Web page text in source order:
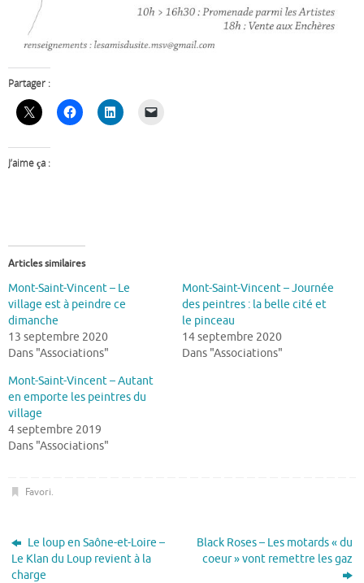
Partager :
J’aime ça :
Articles similaires
Mont-Saint-Vincent – Le
village est à peindre ce
dimanche
13 septembre 2020
Dans "Associations"
Mont-Saint-Vincent – Journée
des peintres : la belle cité et
le pinceau
14 septembre 2020
Dans "Associations"
Mont-Saint-Vincent – Autant
en emporte les peintres du
village
4 septembre 2019
Dans "Associations"
Favori.
Le loup en Saône-et-Loire –
Le Klan du Loup revient à la
charge
Black Roses – Les motards « du
coeur » vont remettre les gaz